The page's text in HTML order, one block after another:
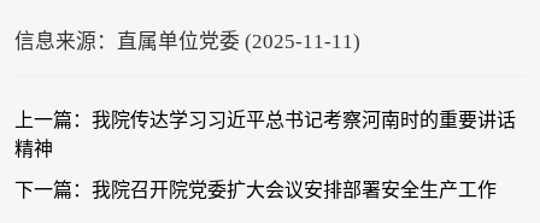
信息来源：直属单位党委 (2025-11-11)
上一篇：我院传达学习习近平总书记考察河南时的重要讲话
精神
下一篇：我院召开院党委扩大会议安排部署安全生产工作